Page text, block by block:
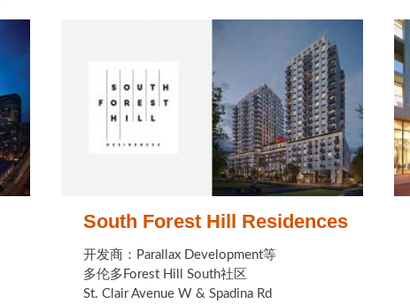
South Forest Hill Residences
开发商：Parallax Development等
多伦多Forest Hill South社区
St. Clair Avenue W & Spadina Rd